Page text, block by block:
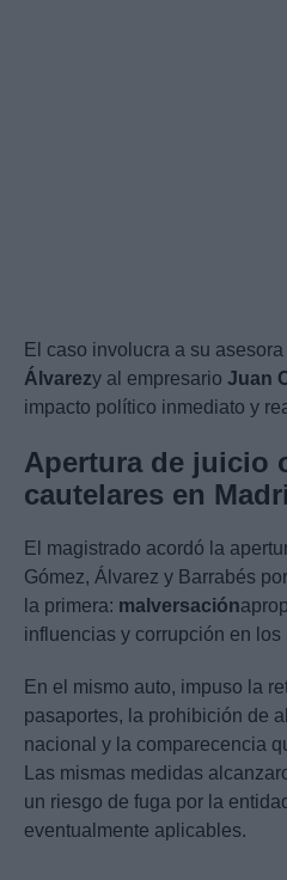
El caso involucra a su
Álvarezy al empresario Juan
impacto político inmediato y
Apertura de juicio
cautelares en
El magistrado acordó la
Gómez, Álvarez y Barrabés
la primera: malversación
influencias y corrupción en los
En el mismo auto, impuso la
pasaportes, la prohibición de
nacional y la comparecencia
Las mismas medidas
un riesgo de fuga por la
eventualmente aplicables.